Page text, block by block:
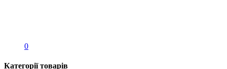
0
Категорії товарів